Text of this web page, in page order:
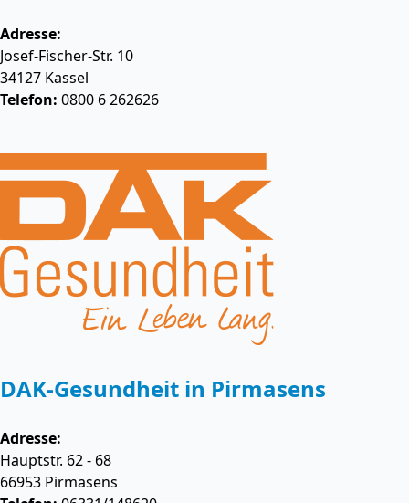
Adresse:
Josef-Fischer-Str. 10
34127 Kassel
Telefon: 0800 6 262626
DAK-Gesundheit in Pirmasens
Adresse:
Hauptstr. 62 - 68
66953 Pirmasens